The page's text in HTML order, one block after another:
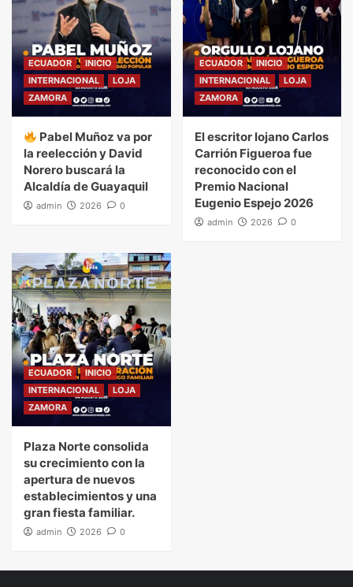
ECUADOR
INICIO
INTERNACIONAL
LOJA
ZAMORA
Pabel Muñoz va por
la reelección y David
Norero buscará la
Alcaldía de Guayaquil
admin 2026 0
ECUADOR
INICIO
INTERNACIONAL
LOJA
ZAMORA
El escritor lojano Carlos
Carrión Figueroa fue
reconocido con el
Premio Nacional
Eugenio Espejo 2026
admin 2026 0
ECUADOR
INICIO
INTERNACIONAL
LOJA
ZAMORA
Plaza Norte consolida
su crecimiento con la
apertura de nuevos
establecimientos y una
gran fiesta familiar.
admin 2026 0